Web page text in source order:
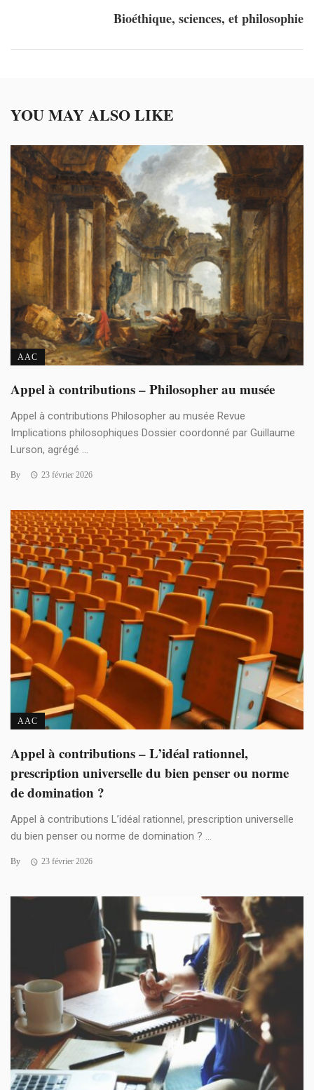
Bioéthique, sciences, et philosophie
YOU MAY ALSO LIKE
AAC
Appel à contributions – Philosopher au musée
Appel à contributions Philosopher au musée Revue
Implications philosophiques Dossier coordonné par Guillaume
Lurson, agrégé ...
By 23 février 2026
AAC
Appel à contributions – L’idéal rationnel,
prescription universelle du bien penser ou norme
de domination ?
Appel à contributions L’idéal rationnel, prescription universelle
du bien penser ou norme de domination ? ...
By 23 février 2026